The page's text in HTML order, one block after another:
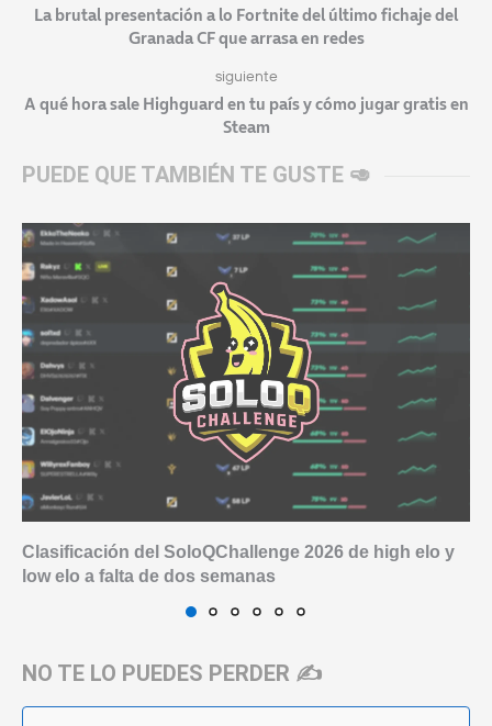
La brutal presentación a lo Fortnite del último fichaje del
Granada CF que arrasa en redes
siguiente
A qué hora sale Highguard en tu país y cómo jugar gratis en
Steam
PUEDE QUE TAMBIÉN TE GUSTE 🥑
Clasificación del SoloQChallenge 2026 de high elo y
low elo a falta de dos semanas
NO TE LO PUEDES PERDER ✍️